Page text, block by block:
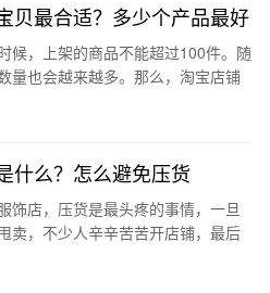
贝最合适？多少个产品最好
候，上架的商品不能超过100件。随
量也会越来越多。那么，淘宝店铺
什么？怎么避免压货
饰店，压货是最头疼的事情，一旦
卖，不少人辛辛苦苦开店铺，最后